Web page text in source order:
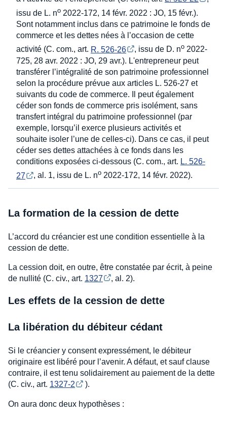
issu de L. no 2022-172, 14 févr. 2022 : JO, 15 févr.).
Sont notamment inclus dans ce patrimoine le fonds de
commerce et les dettes nées à l’occasion de cette
activité (C. com., art. R. 526-26 , issu de D. no 2022-
725, 28 avr. 2022 : JO, 29 avr.). L'entrepreneur peut
transférer l’intégralité de son patrimoine professionnel
selon la procédure prévue aux articles L. 526-27 et
suivants du code de commerce. Il peut également
céder son fonds de commerce pris isolément, sans
transfert intégral du patrimoine professionnel (par
exemple, lorsqu’il exerce plusieurs activités et
souhaite isoler l’une de celles-ci). Dans ce cas, il peut
céder ses dettes attachées à ce fonds dans les
conditions exposées ci-dessous (C. com., art. L. 526-
27
, al. 1, issu de L. no 2022-172, 14 févr. 2022).
La formation de la cession de dette
L’accord du créancier est une condition essentielle à la
cession de dette.
La cession doit, en outre, être constatée par écrit, à peine
de nullité (C. civ., art. 1327 , al. 2).
Les effets de la cession de dette
La libération du débiteur cédant
Si le créancier y consent expressément, le débiteur
originaire est libéré pour l’avenir. A défaut, et sauf clause
contraire, il est tenu solidairement au paiement de la dette
(C. civ., art. 1327-2 ).
On aura donc deux hypothèses :